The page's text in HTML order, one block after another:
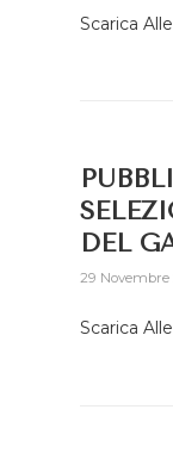
Scarica
DEL
29 Novembre
Scarica